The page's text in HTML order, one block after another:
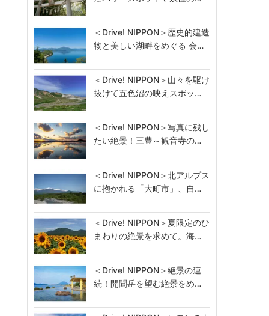
＜Drive! NIPPON＞歴史的建造
物と美しい湖畔をめぐる 会…
＜Drive! NIPPON＞山々を駆け
抜けて五色沼の映えスポッ…
＜Drive! NIPPON＞写真に残し
たい絶景！三豊～観音寺の…
＜Drive! NIPPON＞北アルプス
に抱かれる「大町市」、自…
＜Drive! NIPPON＞夏限定のひ
まわりの絶景を求めて。海…
＜Drive! NIPPON＞絶景の連
続！開聞岳を望む絶景をめ…